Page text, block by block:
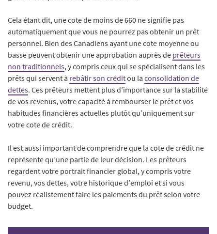
Cela étant dit, une cote de moins de 660 ne signifie pas
automatiquement que vous ne pourrez pas obtenir un prêt
personnel. Bien des Canadiens ayant une cote moyenne ou
basse peuvent obtenir une approbation auprès de prêteurs
non traditionnels, y compris ceux qui se spécialisent dans les
prêts qui servent à rebâtir son créditou la consolidation de
dettes. Ces prêteurs mettent plus d’importance sur la stabilité
de vos revenus, votre capacité à rembourser le prêt et vos
habitudes financières actuelles plutôt qu’uniquement sur
votre cote de crédit.
Il est aussi important de comprendre que la cote de crédit ne
représente qu’une partie de leur décision. Les prêteurs
regardent votre portrait financier global, y compris votre
revenu, vos dettes, votre historique d’emploi et si vous
pouvez réalistement faire les paiements du prêt selon votre
budget.